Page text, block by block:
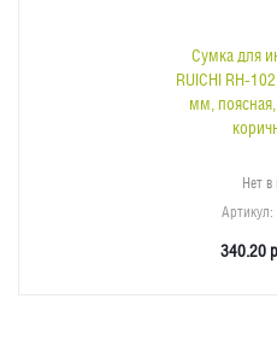
Сумка для
RUICHI RH-
мм, поясная,
Нет в
Артикул:
340.20